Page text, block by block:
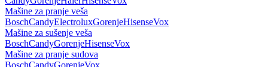
Mašine za pranje veša
BoschCandyElectroluxGorenjeHisenseVox
Mašine za sušenje veša
BoschCandyGorenjeHisenseVox
Mašine za pranje sudova